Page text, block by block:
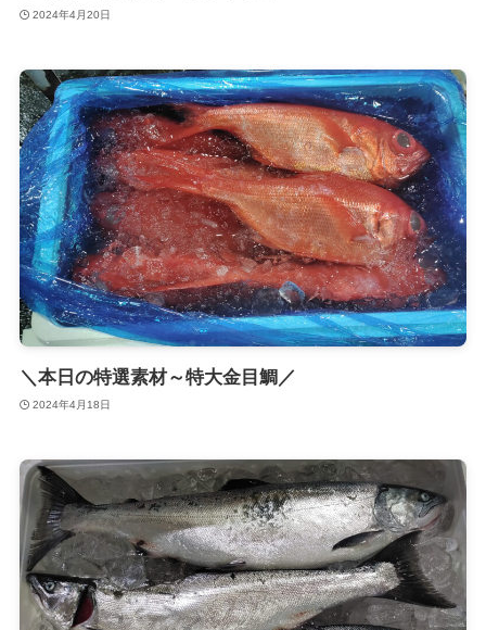
2024年4月20日
＼本日の特選素材～特大金目鯛／
2024年4月18日